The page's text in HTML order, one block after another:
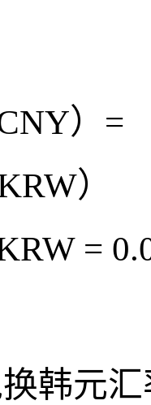
）=
）
=
韩元